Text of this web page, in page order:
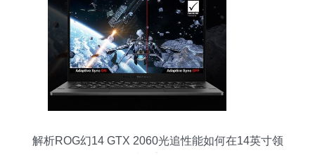
解析ROG幻14 GTX 2060光追性能如何在14英寸领